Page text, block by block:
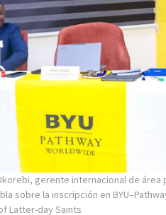
gerente internacional de
sobre la inscripción en
Latter-day Saints